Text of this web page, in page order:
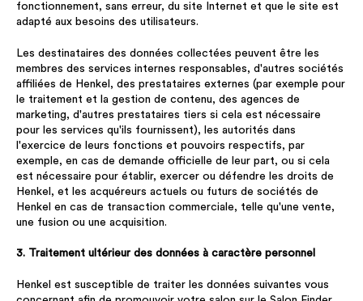
fonctionnement, sans erreur, du site Internet et que le site est
adapté aux besoins des utilisateurs.
Les destinataires des données collectées peuvent être les
membres des services internes responsables, d'autres sociétés
affiliées de Henkel, des prestataires externes (par exemple pour
le traitement et la gestion de contenu, des agences de
marketing, d'autres prestataires tiers si cela est nécessaire
pour les services qu'ils fournissent), les autorités dans
l'exercice de leurs fonctions et pouvoirs respectifs, par
exemple, en cas de demande officielle de leur part, ou si cela
est nécessaire pour établir, exercer ou défendre les droits de
Henkel, et les acquéreurs actuels ou futurs de sociétés de
Henkel en cas de transaction commerciale, telle qu'une vente,
une fusion ou une acquisition.
3. Traitement ultérieur des données à caractère personnel
Henkel est susceptible de traiter les données suivantes vous